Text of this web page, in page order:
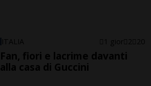
ITALIA 1 gior 2 20
Fan, fiori e lacrime davanti
alla casa di Guccini